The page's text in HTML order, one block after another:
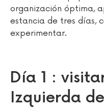
organización óptima,
estancia de tres días,
experimentar.
Día 1 :
Izquierda